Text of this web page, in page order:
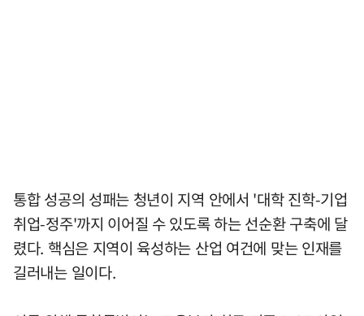
통합 성공의 성패는 청년이 지역 안에서 '대학 진학-기업
취업-정주'까지 이어질 수 있도록 하는 선순환 구축에 달
렸다. 핵심은 지역이 육성하는 산업 여건에 맞는 인재를
길러내는 일이다.